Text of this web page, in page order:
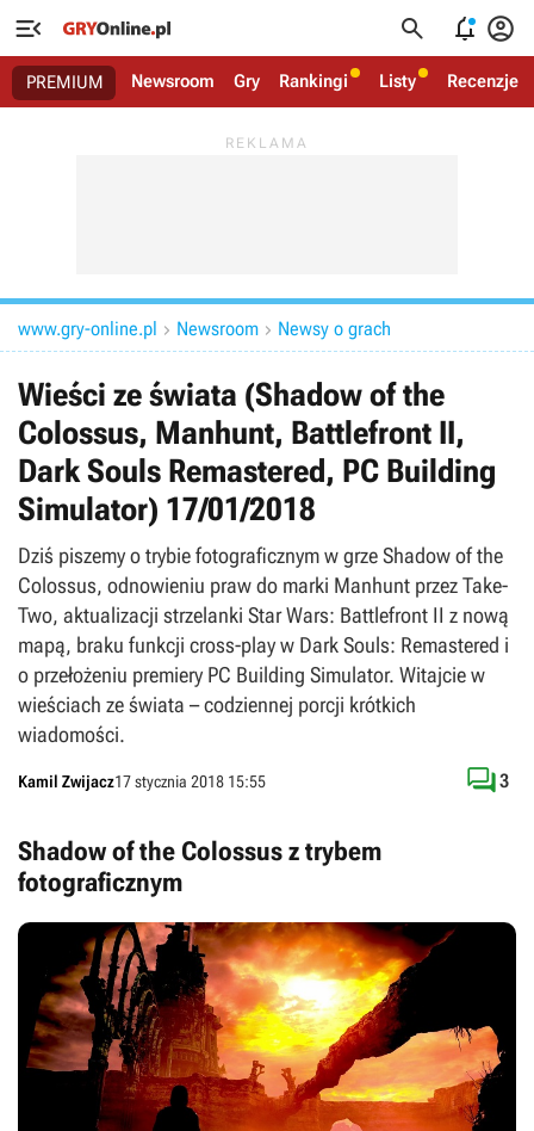
   
PREMIUM Newsroom Gry Rankingi Listy Recenzje
www.gry-online.pl  Newsroom  Newsy o grach
Wieści ze świata (Shadow of the
Colossus, Manhunt, Battlefront II,
Dark Souls Remastered, PC Building
Simulator) 17/01/2018
Dziś piszemy o trybie fotograficznym w grze Shadow of the
Colossus, odnowieniu praw do marki Manhunt przez Take-
Two, aktualizacji strzelanki Star Wars: Battlefront II z nową
mapą, braku funkcji cross-play w Dark Souls: Remastered i
o przełożeniu premiery PC Building Simulator. Witajcie w
wieściach ze świata – codziennej porcji krótkich
wiadomości.
Kamil Zwijacz17 stycznia 2018 15:55 3
Shadow of the Colossus z trybem
fotograficznym